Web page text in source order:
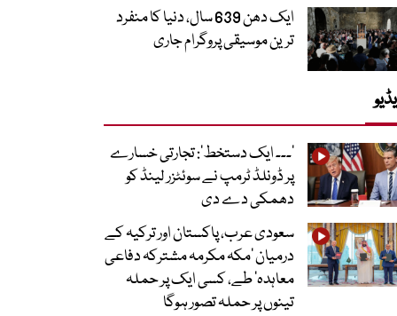
ایک دھن 639 سال، دنیا کا منفرد
ترین موسیقی پروگرام جاری
’۔۔۔ ایک دستخط‘: تجارتی خسارے
پر ڈونلڈ ٹرمپ نے سوئٹزر لینڈ کو
دھمکی دے دی
سعودی عرب، پاکستان اور ترکیہ کے
درمیان ’مکہ مکرمہ مشترکہ دفاعی
معاہدہ‘ طے، کسی ایک پر حملہ
تینوں پر حملہ تصور ہوگا